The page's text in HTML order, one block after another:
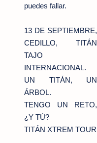
puedes fallar.
13 DE SEPTIEMBRE,
CEDILLO, TITÁN
TAJO
INTERNACIONAL.
UN TITÁN, UN
ÁRBOL.
TENGO UN RETO,
¿Y TÚ?
TITÁN XTREM TOUR